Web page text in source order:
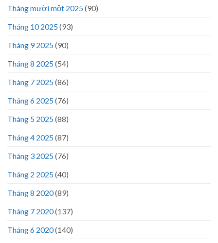
Tháng mười một 2025(90)
Tháng 10 2025(93)
Tháng 9 2025(90)
Tháng 8 2025(54)
Tháng 7 2025(86)
Tháng 6 2025(76)
Tháng 5 2025(88)
Tháng 4 2025(87)
Tháng 3 2025(76)
Tháng 2 2025(40)
Tháng 8 2020(89)
Tháng 7 2020(137)
Tháng 6 2020(140)